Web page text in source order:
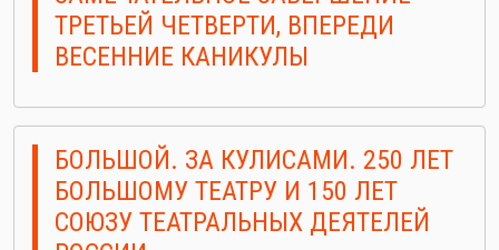
ТРЕТЬЕЙ ЧЕТВЕРТИ, ВПЕРЕДИ
ВЕСЕННИЕ КАНИКУЛЫ
БОЛЬШОЙ. ЗА КУЛИСАМИ. 250 ЛЕТ
БОЛЬШОМУ ТЕАТРУ И 150 ЛЕТ
СОЮЗУ ТЕАТРАЛЬНЫХ ДЕЯТЕЛЕЙ